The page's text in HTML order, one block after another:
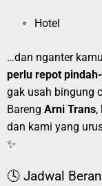
Hotel
…dan nganter kamu
perlu repot
gak usah bingung
Bareng Arni Trans,
dan kami yang
✨
🕓 Jadwal